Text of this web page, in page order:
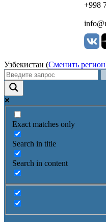
+998
Узбекистан (Сменить регион
Exact matches only
Search in title
Search in content